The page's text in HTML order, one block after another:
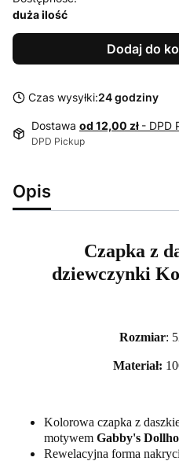
duża ilość
Dodaj do
Czas wysyłki:24 godziny
Dostawa od 12,00 zł - DPD
DPD Pickup
Opis
Czapka z
dziewczynki
Rozmiar:
Materiał:
Kolorowa czapka z
motywem Gabby's
Rewelacyjna forma